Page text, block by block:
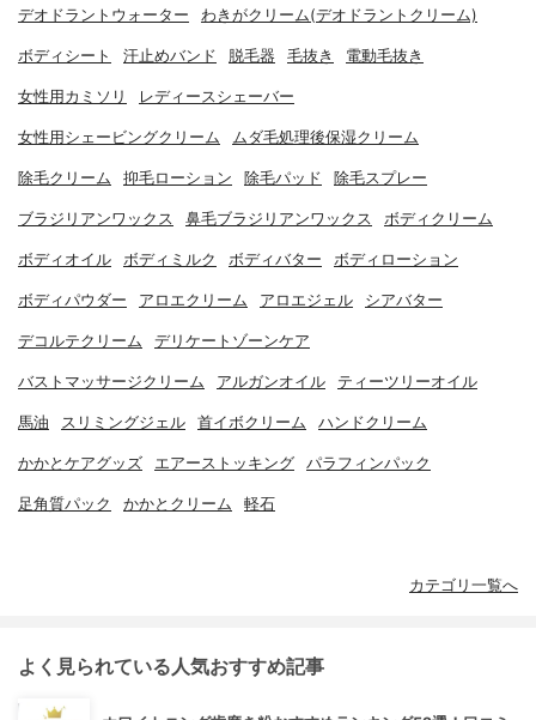
デオドラントウォーター わきがクリーム(デオドラントクリーム)
ボディシート 汗止めバンド 脱毛器 毛抜き 電動毛抜き
女性用カミソリ レディースシェーバー
女性用シェービングクリーム ムダ毛処理後保湿クリーム
除毛クリーム 抑毛ローション 除毛パッド 除毛スプレー
ブラジリアンワックス 鼻毛ブラジリアンワックス ボディクリーム
ボディオイル ボディミルク ボディバター ボディローション
ボディパウダー アロエクリーム アロエジェル シアバター
デコルテクリーム デリケートゾーンケア
バストマッサージクリーム アルガンオイル ティーツリーオイル
馬油 スリミングジェル 首イボクリーム ハンドクリーム
かかとケアグッズ エアーストッキング パラフィンパック
足角質パック かかとクリーム 軽石
カテゴリ一覧へ
よく見られている人気おすすめ記事